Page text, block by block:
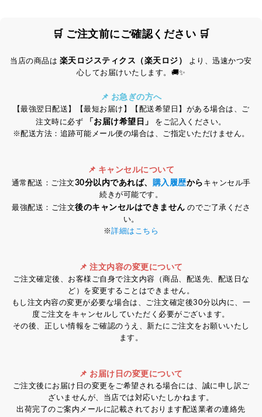
🛒 ご注文前にご確認ください 🛒
当店の商品は 楽天ロジスティクス（楽天ロジ）
より、迅速かつ安
心してお届けいたします。🚚✨
📌 お急ぎの方へ
【最強翌日配送】【最短お届け】【配送希望日】がある場合は、ご
注文時に必ず
「お届け希望日」
をご記入ください。
※配送方法：追跡可能メール便の場合は、ご指定いただけません。
📌 キャンセルについて
通常配送：ご注文30分以内であれば、 購入履歴から キャンセル手
続きが可能です。
最強配送：ご注文後のキャンセルはできません のでご了承くださ
い。
※詳細はこちら
📌 注文内容の変更について
ご注文確定後、お客様ご自身で注文内容（商品、配送先、配送日な
ど）を変更することはできません。
もし注文内容の変更が必要な場合は、ご注文確定後30分以内に、一
度ご注文をキャンセルしていただく必要がございます。
その後、正しい情報をご確認のうえ、新たにご注文をお願いいたし
ます。
📌 お届け日の変更について
ご注文後にお届け日の変更をご希望される場合には、誠に申し訳ご
ざいませんが、当店では対応いたしかねます。
出荷完了のご案内メールに記載されております配送業者の連絡先